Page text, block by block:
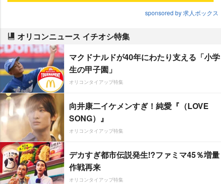
sponsored by 求人ボックス
オリコンニュース イチオシ特集
マクドナルドが40年にわたり支える「小学
生の甲子園」
オリコンタイアップ特集
向井康二イケメンすぎ！純愛『（LOVE
SONG）』
オリコンタイアップ特集
デカすぎ都市伝説発生!?ファミマ45％増量
作戦再来
オリコンタイアップ特集